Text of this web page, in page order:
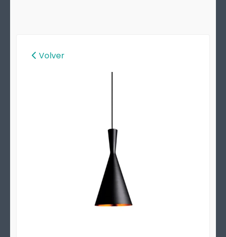
Volver